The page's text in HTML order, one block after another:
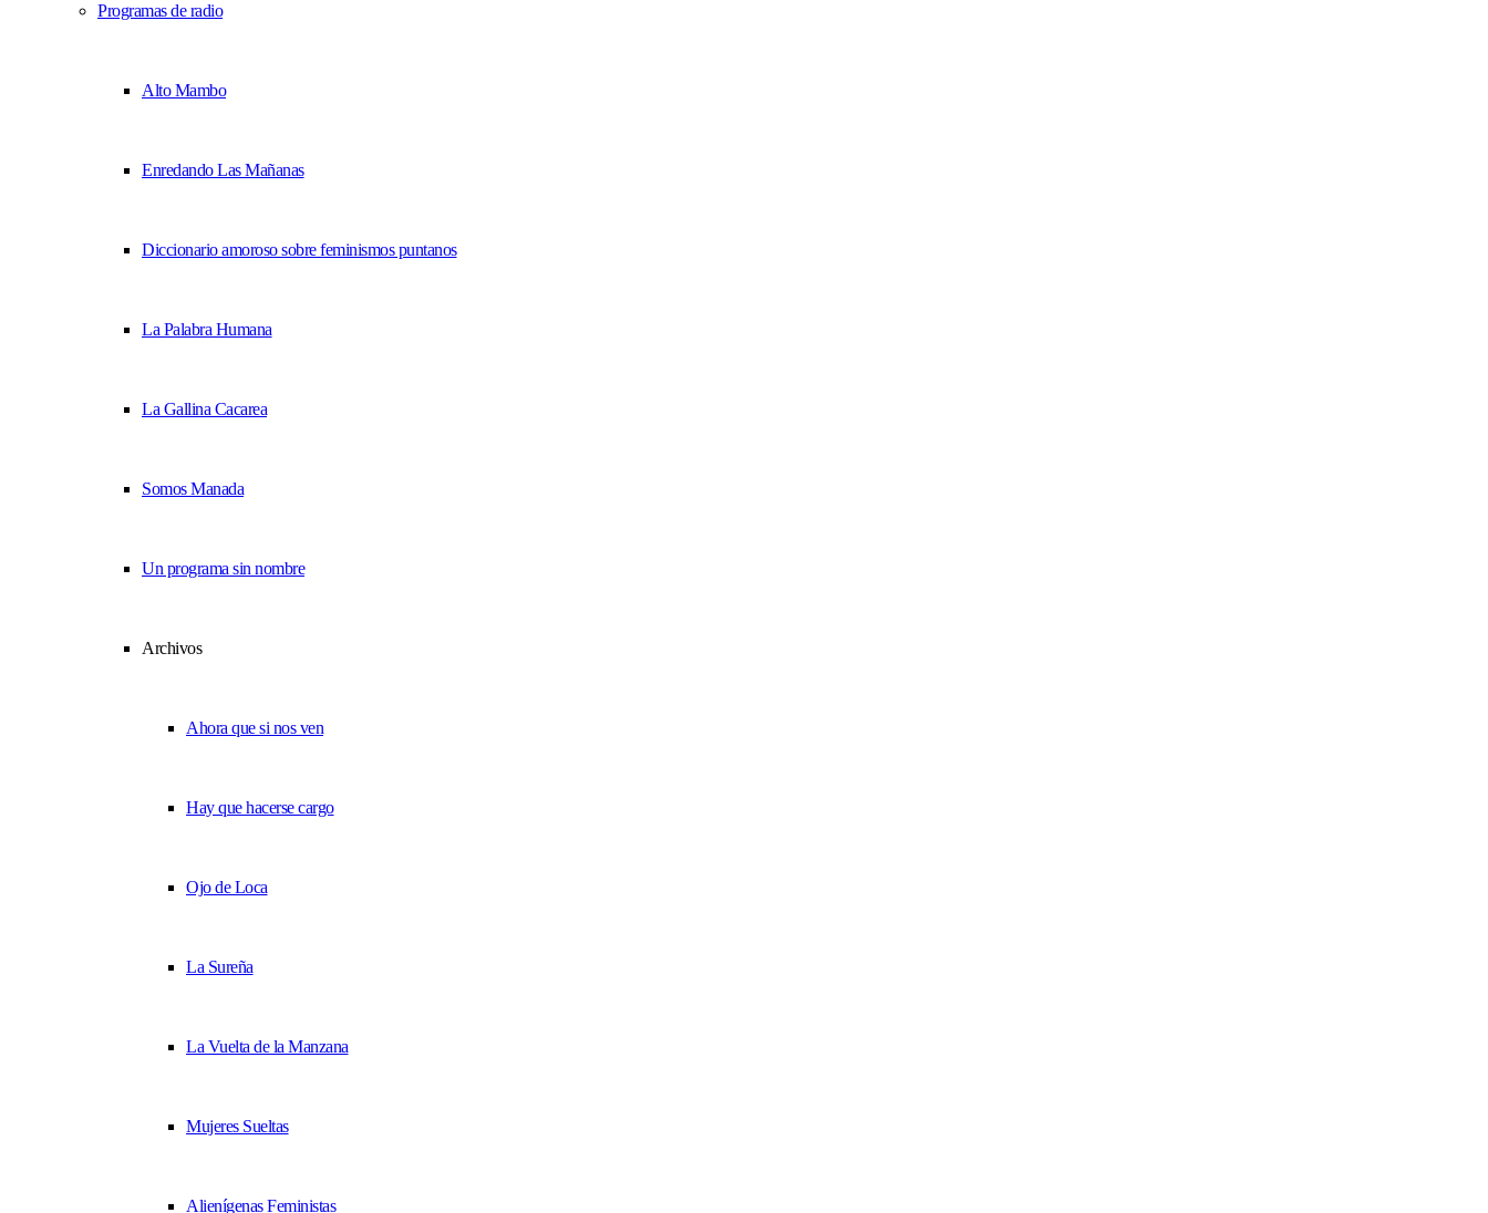
Programas de radio
Alto Mambo
Enredando Las Mañanas
Diccionario amoroso sobre feminismos puntanos
La Palabra Humana
La Gallina Cacarea
Somos Manada
Un programa sin nombre
Archivos
Ahora que si nos ven
Hay que hacerse cargo
Ojo de Loca
La Sureña
La Vuelta de la Manzana
Mujeres Sueltas
Alienígenas Feministas